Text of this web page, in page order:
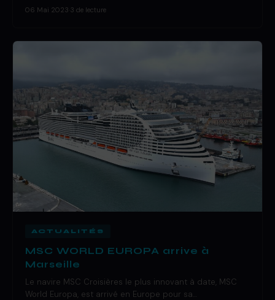
06 Mai 2023 3 de lecture
ACTUALITÉS
MSC WORLD EUROPA arrive à
Marseille
Le navire MSC Croisières le plus innovant à date, MSC
World Europa, est arrivé en Europe pour sa…